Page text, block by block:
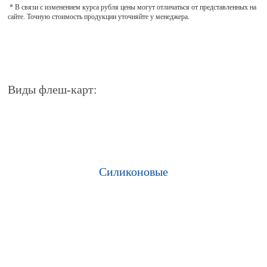
* В связи с изменением курса рубля цены могут отличаться от представленных на
сайте. Точную стоимость продукции уточняйте у менеджера.
Виды флеш-карт:
Силиконовые